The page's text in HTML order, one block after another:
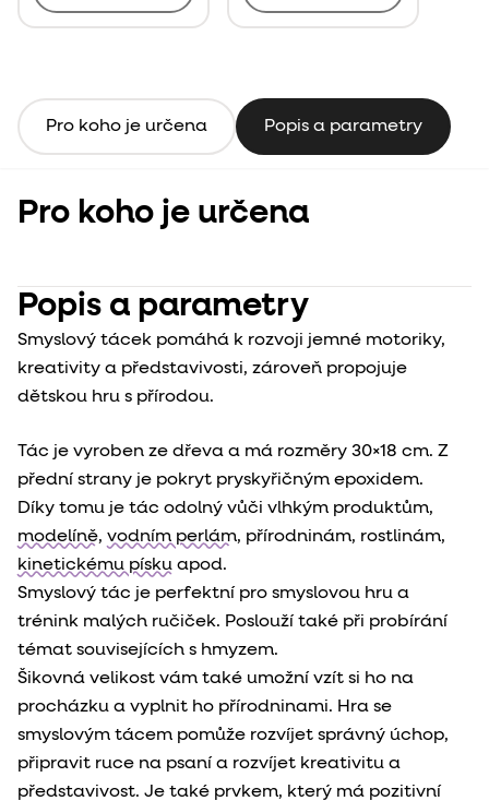
Pro koho je určena Popis a parametry
Pro koho je určena
Popis a parametry
Smyslový tácek pomáhá k rozvoji jemné motoriky,
kreativity a představivosti, zároveň propojuje
dětskou hru s přírodou.
Tác je vyroben ze dřeva a má rozměry 30×18 cm. Z
přední strany je pokryt pryskyřičným epoxidem.
Díky tomu je tác odolný vůči vlhkým produktům,
modelíně, vodním perlám, přírodninám, rostlinám,
kinetickému písku apod.
Smyslový tác je perfektní pro smyslovou hru a
trénink malých ručiček. Poslouží také při probírání
témat souvisejících s hmyzem.
Šikovná velikost vám také umožní vzít si ho na
procházku a vyplnit ho přírodninami. Hra se
smyslovým tácem pomůže rozvíjet správný úchop,
připravit ruce na psaní a rozvíjet kreativitu a
představivost. Je také prvkem, který má pozitivní